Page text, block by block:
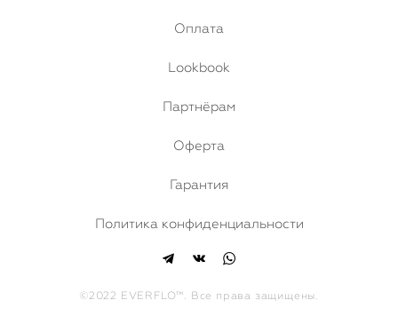
Оплата
Lookbook
Партнёрам
Оферта
Гарантия
Политика конфиденциальности
©2022 EVERFLO™. Все права защищены.